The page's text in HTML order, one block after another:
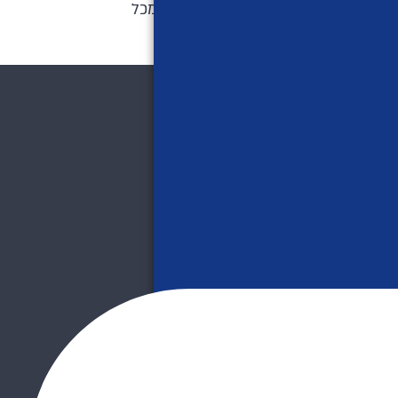
יסוד באסטרטגיות שיווק לעסקים מכל